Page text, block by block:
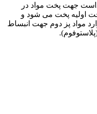
جهت پخت مواد در
اولیه پخت می شود و
مواد پز دوم جهت انبساط